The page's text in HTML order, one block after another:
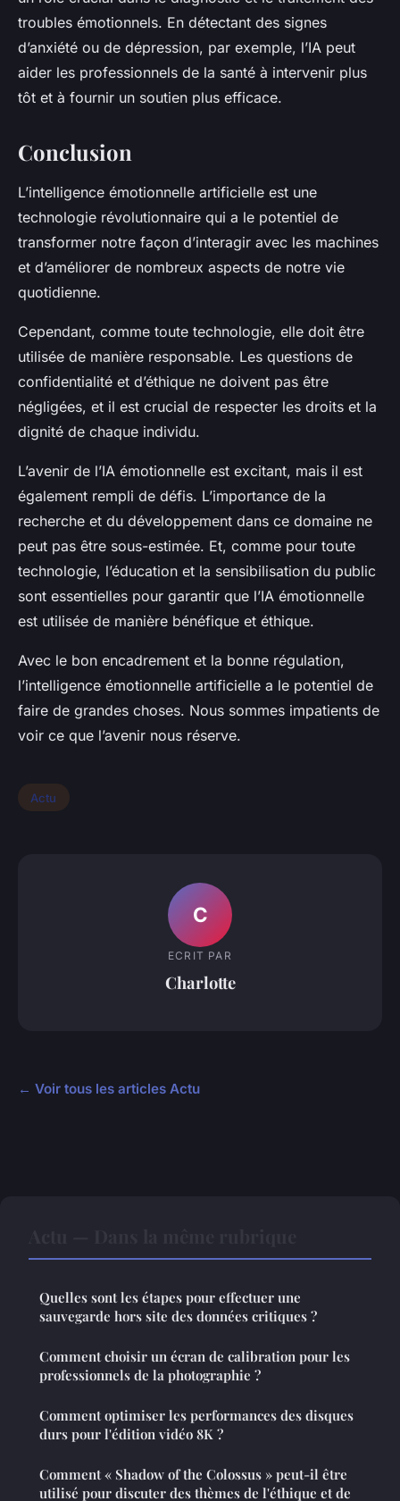
troubles émotionnels. En détectant des signes
d’anxiété ou de dépression, par exemple, l’IA peut
aider les professionnels de la santé à intervenir plus
tôt et à fournir un soutien plus efficace.
Conclusion
L’intelligence émotionnelle artificielle est une
technologie révolutionnaire qui a le potentiel de
transformer notre façon d’interagir avec les machines
et d’améliorer de nombreux aspects de notre vie
quotidienne.
Cependant, comme toute technologie, elle doit être
utilisée de manière responsable. Les questions de
confidentialité et d’éthique ne doivent pas être
négligées, et il est crucial de respecter les droits et la
dignité de chaque individu.
L’avenir de l’IA émotionnelle est excitant, mais il est
également rempli de défis. L’importance de la
recherche et du développement dans ce domaine ne
peut pas être sous-estimée. Et, comme pour toute
technologie, l’éducation et la sensibilisation du public
sont essentielles pour garantir que l’IA émotionnelle
est utilisée de manière bénéfique et éthique.
Avec le bon encadrement et la bonne régulation,
l’intelligence émotionnelle artificielle a le potentiel de
faire de grandes choses. Nous sommes impatients de
voir ce que l’avenir nous réserve.
Actu
C
ECRIT PAR
Charlotte
← Voir tous les articles Actu
Quelles sont les étapes pour effectuer une
sauvegarde hors site des données critiques ?
Comment choisir un écran de calibration pour les
professionnels de la photographie ?
Comment optimiser les performances des disques
durs pour l'édition vidéo 8K ?
Comment « Shadow of the Colossus » peut-il être
utilisé pour discuter des thèmes de l'éthique et de